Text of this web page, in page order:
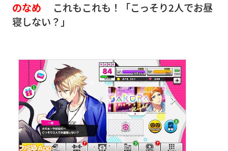
のなめ
これもこれも！「こっそり2人でお昼
寝しない？」